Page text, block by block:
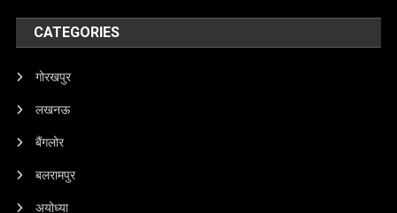
CATEGORIES
गोरखपुर
लखनऊ
बैंगलोर
बलरामपुर
अयोध्या